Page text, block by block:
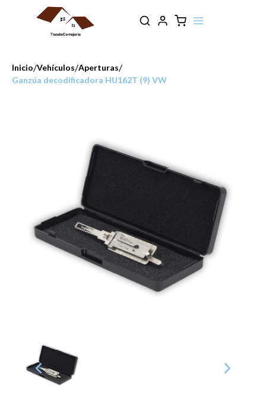
Inicio/Vehículos/Aperturas/
Ganzúa decodificadora HU162T (9) VW